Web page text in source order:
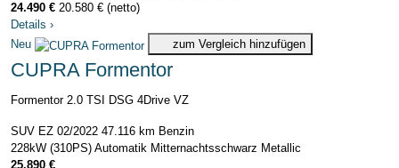
24.490 € 20.580 € (netto)
Details ›
Neu
zum Vergleich hinzufügen
CUPRA Formentor
Formentor 2.0 TSI DSG 4Drive VZ
SUV EZ 02/2022 47.116 km Benzin
228kW (310PS) Automatik Mitternachtsschwarz Metallic
25.890 €